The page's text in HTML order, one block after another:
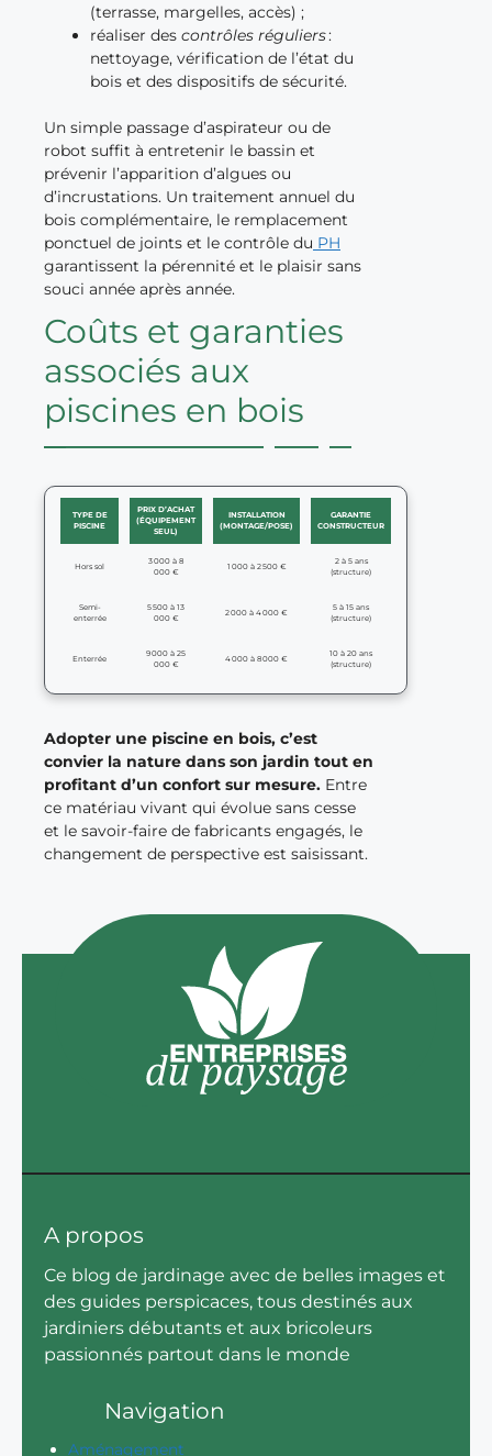
(terrasse, margelles, accès) ;
réaliser des contrôles réguliers:
nettoyage, vérification de l’état du
bois et des dispositifs de sécurité.
Un simple passage d’aspirateur ou de
robot suffit à entretenir le bassin et
prévenir l’apparition d’algues ou
d’incrustations. Un traitement annuel du
bois complémentaire, le remplacement
ponctuel de joints et le contrôle du PH
garantissent la pérennité et le plaisir sans
souci année après année.
Coûts et garanties
associés aux
piscines en bois
TYPE DE
PISCINE
PRIX D’ACHAT
(ÉQUIPEMENT
SEUL)
INSTALLATION
(MONTAGE/POSE)
GARANTIE
CONSTRUCTEUR
Hors sol
3 000 à 8
000 €
1 000 à 2 500 €
2 à 5 ans
(structure)
Semi-
enterrée
5 500 à 13
000 €
2 000 à 4 000 €
5 à 15 ans
(structure)
Enterrée
9 000 à 25
000 €
4 000 à 8 000 €
10 à 20 ans
(structure)
Adopter une piscine en bois, c’est
convier la nature dans son jardin tout en
profitant d’un confort sur mesure. Entre
ce matériau vivant qui évolue sans cesse
et le savoir-faire de fabricants engagés, le
changement de perspective est saisissant.
A propos
Ce blog de jardinage avec de belles images et
des guides perspicaces, tous destinés aux
jardiniers débutants et aux bricoleurs
passionnés partout dans le monde
Navigation
Aménagement